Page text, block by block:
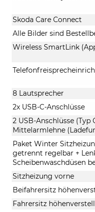
Skoda Care Connect
Alle Bilder sind
Wireless SmartLink
8 Lautsprecher
2x USB-C-Anschlüsse
2 USB-Anschlüsse (Typ
Mittelarmlehne
Paket Winter
getrennt regelbar +
Scheibenwaschdüsen
Sitzheizung vorne
Beifahrersitz
Fahrersitz